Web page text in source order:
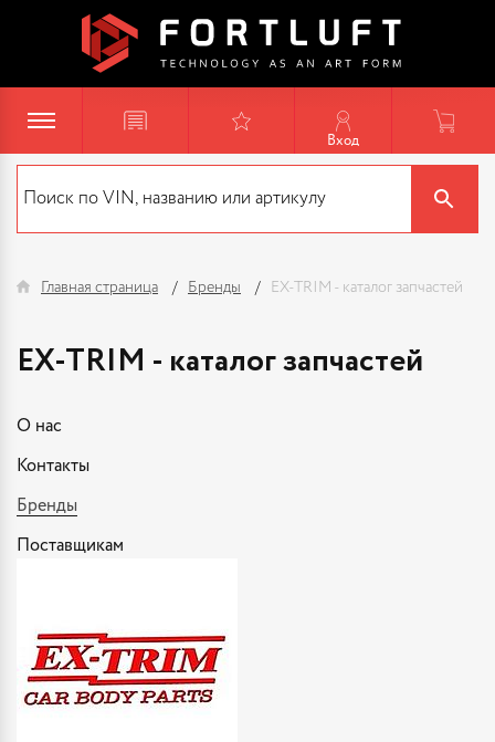
Вход
Главная страница Бренды EX-TRIM - каталог запчастей
EX-TRIM - каталог запчастей
О нас
Контакты
Бренды
Поставщикам